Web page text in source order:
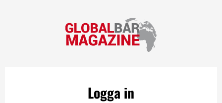
Logga in